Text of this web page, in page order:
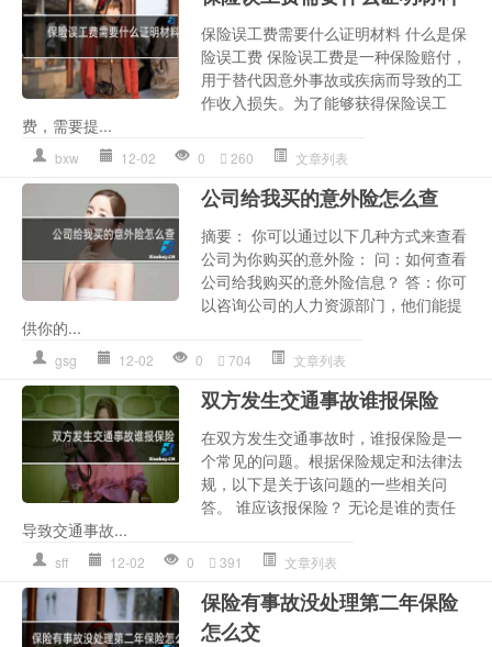
保险误工费需要什么证明材料 什么是保
险误工费 保险误工费是一种保险赔付，
用于替代因意外事故或疾病而导致的工
作收入损失。为了能够获得保险误工
费，需要提...
bxw 12-02 0 260 文章列表
公司给我买的意外险怎么查
摘要： 你可以通过以下几种方式来查看
公司为你购买的意外险： 问：如何查看
公司给我购买的意外险信息？ 答：你可
以咨询公司的人力资源部门，他们能提
供你的...
gsg 12-02 0 704 文章列表
双方发生交通事故谁报保险
在双方发生交通事故时，谁报保险是一
个常见的问题。根据保险规定和法律法
规，以下是关于该问题的一些相关问
答。 谁应该报保险？ 无论是谁的责任
导致交通事故...
sff 12-02 0 391 文章列表
保险有事故没处理第二年保险
怎么交